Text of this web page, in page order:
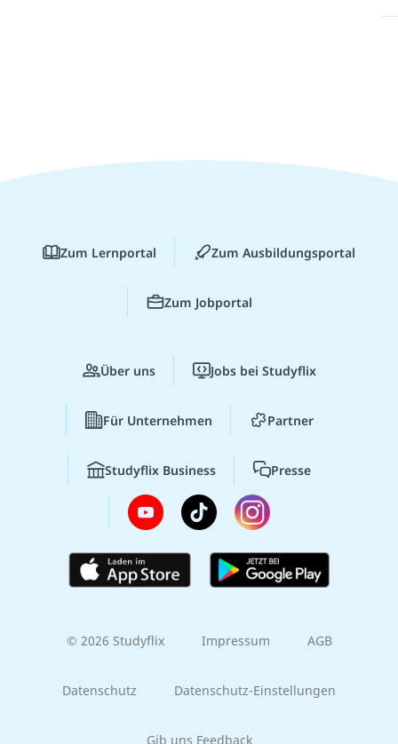
Zum Lernportal Zum Ausbildungsportal
Zum Jobportal
Über uns Jobs bei Studyflix
Für Unternehmen Partner
Studyflix Business Presse
© 2026 Studyflix Impressum AGB
Datenschutz Datenschutz-Einstellungen
Gib uns Feedback